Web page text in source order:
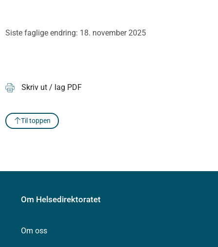
Siste faglige endring: 18. november 2025
Skriv ut / lag PDF
Til toppen
Om Helsedirektoratet
Om oss